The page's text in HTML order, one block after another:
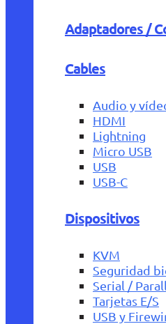
Adaptadores /
Cables
Audio y
HDMI
Lightning
Micro USB
USB
USB-C
Dispositivos
KVM
Seguridad
Serial /
Tarjetas E/S
USB y